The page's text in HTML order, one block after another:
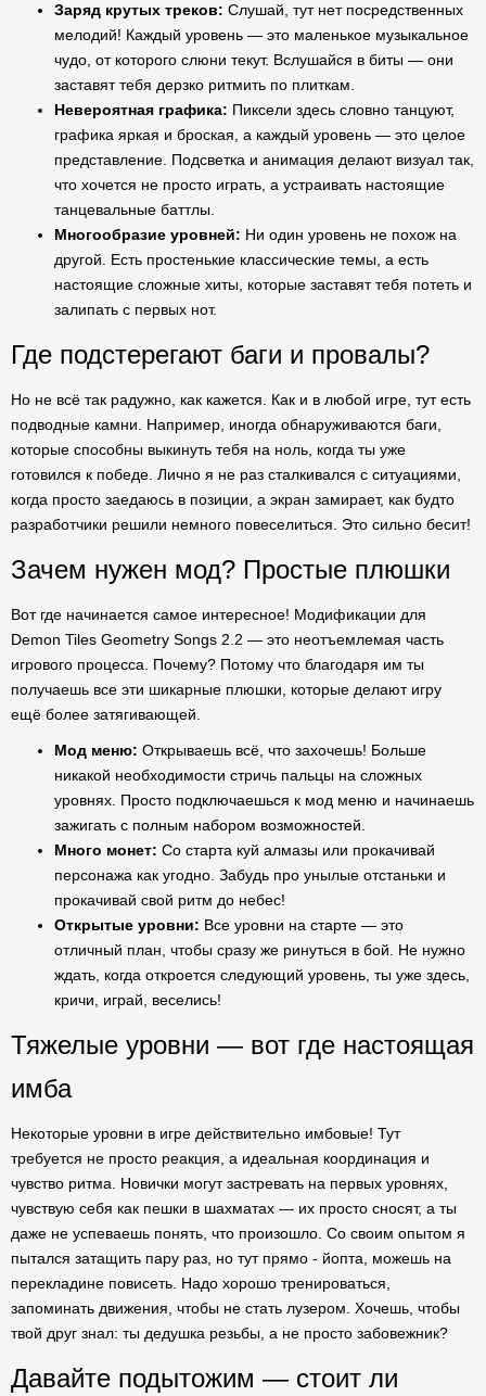
Заряд крутых треков: Слушай, тут нет посредственных
мелодий! Каждый уровень — это маленькое музыкальное
чудо, от которого слюни текут. Вслушайся в биты — они
заставят тебя дерзко ритмить по плиткам.
Невероятная графика: Пиксели здесь словно танцуют,
графика яркая и броская, а каждый уровень — это целое
представление. Подсветка и анимация делают визуал так,
что хочется не просто играть, а устраивать настоящие
танцевальные баттлы.
Многообразие уровней: Ни один уровень не похож на
другой. Есть простенькие классические темы, а есть
настоящие сложные хиты, которые заставят тебя потеть и
залипать с первых нот.
Где подстерегают баги и провалы?
Но не всё так радужно, как кажется. Как и в любой игре, тут есть
подводные камни. Например, иногда обнаруживаются баги,
которые способны выкинуть тебя на ноль, когда ты уже
готовился к победе. Лично я не раз сталкивался с ситуациями,
когда просто заедаюсь в позиции, а экран замирает, как будто
разработчики решили немного повеселиться. Это сильно бесит!
Зачем нужен мод? Простые плюшки
Вот где начинается самое интересное! Модификации для
Demon Tiles Geometry Songs 2.2 — это неотъемлемая часть
игрового процесса. Почему? Потому что благодаря им ты
получаешь все эти шикарные плюшки, которые делают игру
ещё более затягивающей.
Мод меню: Открываешь всё, что захочешь! Больше
никакой необходимости стричь пальцы на сложных
уровнях. Просто подключаешься к мод меню и начинаешь
зажигать с полным набором возможностей.
Много монет: Со старта куй алмазы или прокачивай
персонажа как угодно. Забудь про унылые отстаньки и
прокачивай свой ритм до небес!
Открытые уровни: Все уровни на старте — это
отличный план, чтобы сразу же ринуться в бой. Не нужно
ждать, когда откроется следующий уровень, ты уже здесь,
кричи, играй, веселись!
Тяжелые уровни — вот где настоящая
имба
Некоторые уровни в игре действительно имбовые! Тут
требуется не просто реакция, а идеальная координация и
чувство ритма. Новички могут застревать на первых уровнях,
чувствую себя как пешки в шахматах — их просто сносят, а ты
даже не успеваешь понять, что произошло. Со своим опытом я
пытался затащить пару раз, но тут прямо - йопта, можешь на
перекладине повисеть. Надо хорошо тренироваться,
запоминать движения, чтобы не стать лузером. Хочешь, чтобы
твой друг знал: ты дедушка резьбы, а не просто забовежник?
Давайте подытожим — стоит ли